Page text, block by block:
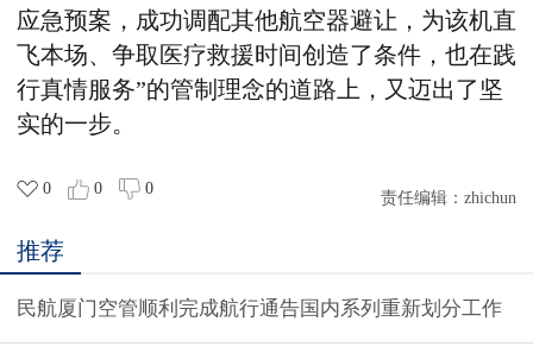
应急预案，成功调配其他航空器避让，为该机直
飞本场、争取医疗救援时间创造了条件，也在践
行真情服务”的管制理念的道路上，又迈出了坚
实的一步。
0 0 0
责任编辑： zhichun
推荐
民航厦门空管顺利完成航行通告国内系列重新划分工作